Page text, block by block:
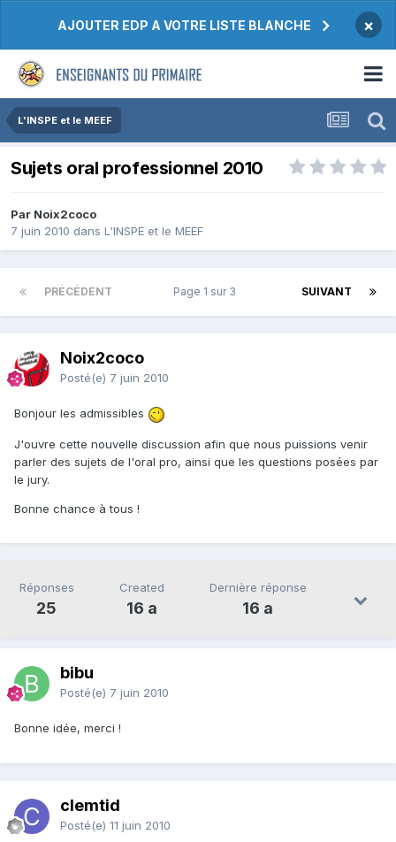
AJOUTER EDP A VOTRE LISTE BLANCHE ×
L'INSPE et le MEEF
Sujets oral professionnel 2010
Par Noix2coco
7 juin 2010 dans L'INSPE et le MEEF
PRÉCÉDENT SUIVANT
Page 1 sur 3
Noix2coco
Posté(e) 7 juin 2010
Bonjour les admissibles
J'ouvre cette nouvelle discussion afin que nous puissions venir
parler des sujets de l'oral pro, ainsi que les questions posées par
le jury.
Bonne chance à tous !
Réponses
25
Created
16 a
Dernière réponse
16 a
bibu
Posté(e) 7 juin 2010
Bonne idée, merci !
clemtid
Posté(e) 11 juin 2010